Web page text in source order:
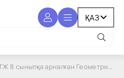
арналған Геометрияда, 2025-2026 оқу жылы жоспарлар.